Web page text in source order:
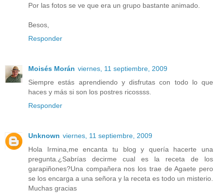
Por las fotos se ve que era un grupo bastante animado.
Besos,
Responder
Moisés Morán viernes, 11 septiembre, 2009
Siempre estás aprendiendo y disfrutas con todo lo que
haces y más si son los postres ricossss.
Responder
Unknown viernes, 11 septiembre, 2009
Hola Irmina,me encanta tu blog y quería hacerte una
pregunta.¿Sabrías decirme cual es la receta de los
garapiñones?Una compañera nos los trae de Agaete pero
se los encarga a una señora y la receta es todo un misterio.
Muchas gracias